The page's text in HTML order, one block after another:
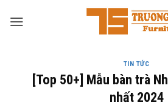
TIN TỨC
[Top 50+] Mẫu bàn trà
nhất 2024